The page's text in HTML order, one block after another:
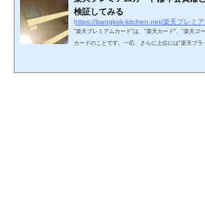
検証してみる
”楽天プレミアムカード”は、”楽天カード”、”楽天ゴ
カードのことです。一応、さらに上位には”楽天ブラ